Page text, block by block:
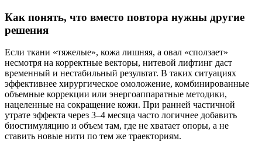
Как понять, что вместо повтора нужны другие
решения
Если ткани «тяжелые», кожа лишняя, а овал «сползает»
несмотря на корректные векторы, нитевой лифтинг даст
временный и нестабильный результат. В таких ситуациях
эффективнее хирургическое омоложение, комбинированные
объемные коррекции или энергоаппаратные методики,
нацеленные на сокращение кожи. При ранней частичной
утрате эффекта через 3–4 месяца часто логичнее добавить
биостимуляцию и объем там, где не хватает опоры, а не
ставить новые нити по тем же траекториям.